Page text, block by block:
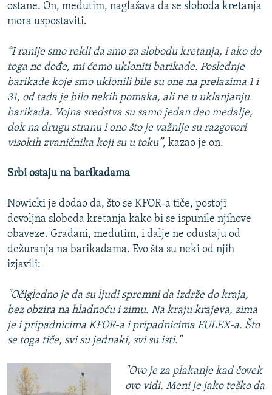
ostane. On, međutim, naglašava da se sloboda kretanja
mora uspostaviti.
“I ranije smo rekli da smo za slobodu kretanja, i ako do
toga ne dođe, mi ćemo ukloniti barikade. Poslednje
barikade koje smo uklonili bile su one na prelazima 1 i
31, od tada je bilo nekih pomaka, ali ne u uklanjanju
barikada. Vojna sredstva su samo jedan deo medalje,
dok na drugu stranu i ono što je važnije su razgovori
visokih zvaničnika koji su u toku”, kazao je on.
Srbi ostaju na barikadama
Nowicki je dodao da, što se KFOR-a tiče, postoji
dovoljna sloboda kretanja kako bi se ispunile njihove
obaveze. Građani, međutim, i dalje ne odustaju od
dežuranja na barikadama. Evo šta su neki od njih
izjavili:
"Očigledno je da su ljudi spremni da izdrže do kraja,
bez obzira na hladnoću i zimu. Na kraju krajeva, zima
je i pripadnicima KFOR-a i pripadnicima EULEX-a. Što
se toga tiče, svi su jednaki, svi su isti."
"Ovo je za plakanje kad čovek
ovo vidi. Meni je jako teško da